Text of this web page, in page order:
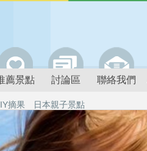
薦景點 討論區 聯絡我們
摘果 日本親子景點